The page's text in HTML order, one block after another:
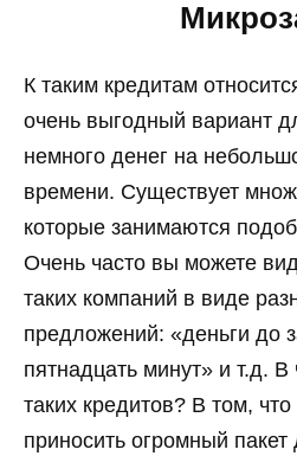
К таким кредитам
очень выгодный вариант
немного денег на
времени. Существует
которые занимаются
Очень часто вы можете
таких компаний в виде
предложений: «деньги до
пятнадцать минут» и т.д.
таких кредитов? В том,
приносить огромный